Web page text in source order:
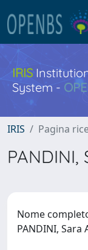
IRIS
System -
IRIS Pagina
Nome
PANDINI, Sara